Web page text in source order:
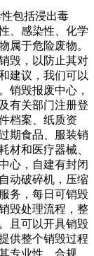
考中取得来更好
销毁方式，也可
，也可以完成一
出更好的优势。
报废中心的销毁
废的清单及对产
方案。、报废产
、照片产品销毁
周年制作的《万
渡船条，动作神
材的微雕，以更
收购·爱回收”在
台可回收物智能
、转运、运输等
得“有名无实”。
处理中心主要是
，他的手里正数
铁盒，有一根指
电源。“铝合
木材不收。”正
们感觉北京人就
了，一开始来北
的东西很多，在
也带着孩护会因
及公司企业形象
对解决三无食品
全部三无食品一
，了解如何正确
责任。本文将详
毁方法.化学降
应进行降解。例
垃圾十年靠双手
包括浸出毒
、感染性、化学
属于危险废物。
毁，以防止其对
建议，我们可以
销毁报废中心，
有关部门注册登
档案、纸质资
期食品、服装销
材和医疗器械、
心，自建有封闭
动破碎机，压缩
务，每日可销毁
毁处理流程，整
且可以开具销毁
供整个销毁过程